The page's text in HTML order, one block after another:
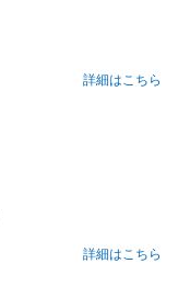
詳細はこちら
詳細はこちら